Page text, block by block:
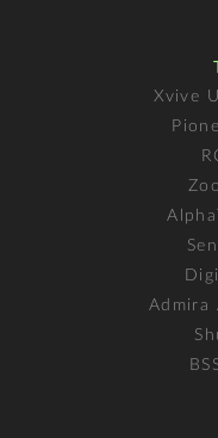
Xvive
Admira